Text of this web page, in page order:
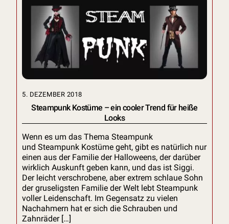
5. DEZEMBER 2018
Steampunk Kostüme – ein cooler Trend für heiße
Looks
Wenn es um das Thema Steampunk
und Steampunk Kostüme geht, gibt es natürlich nur
einen aus der Familie der Halloweens, der darüber
wirklich Auskunft geben kann, und das ist Siggi.
Der leicht verschrobene, aber extrem schlaue Sohn
der gruseligsten Familie der Welt lebt Steampunk
voller Leidenschaft. Im Gegensatz zu vielen
Nachahmern hat er sich die Schrauben und
Zahnräder […]